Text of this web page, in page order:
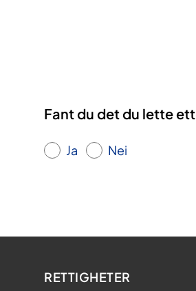
Fant du det du lette
Ja Nei
RETTIGHETER